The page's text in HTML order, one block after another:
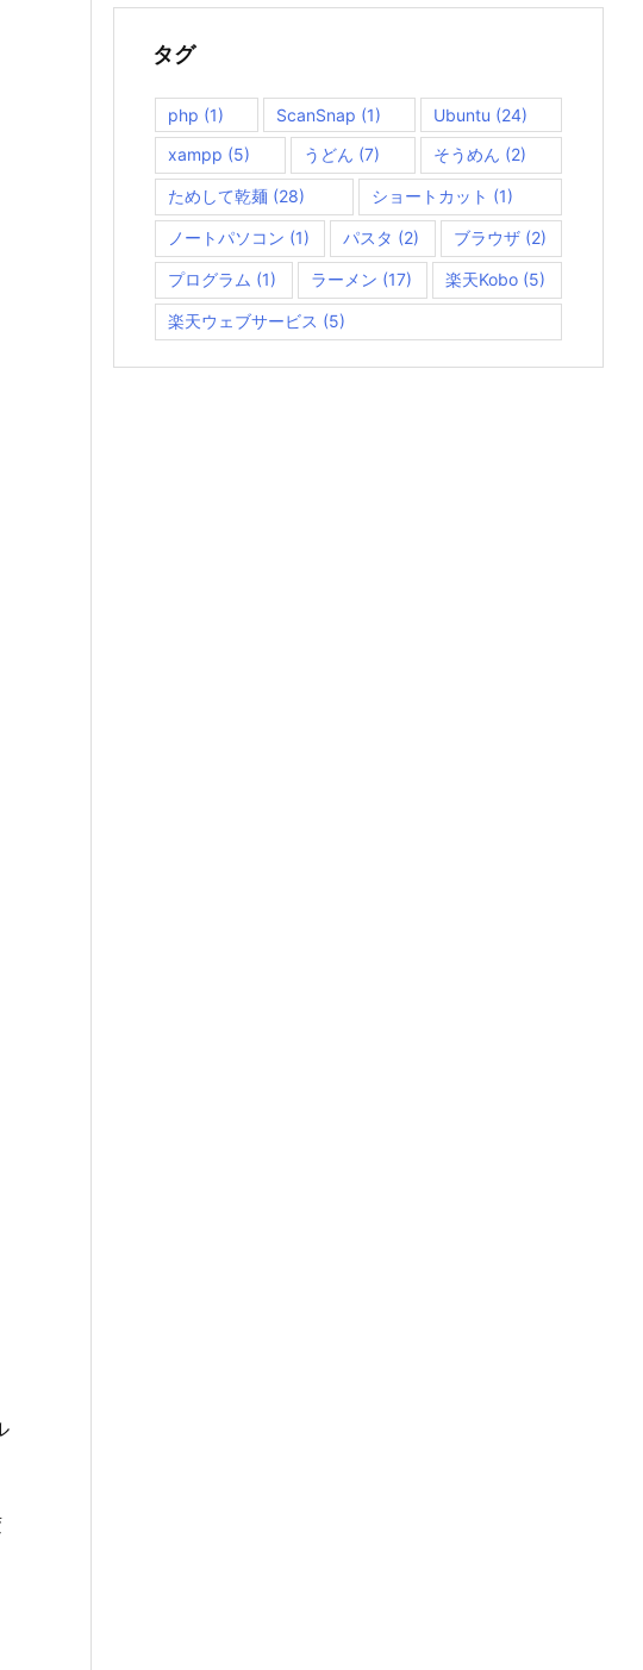
タグ
php (1) ScanSnap (1) Ubuntu (24)
xampp (5) うどん (7) そうめん (2)
ためして乾麺 (28) ショートカット (1)
ノートパソコン (1) パスタ (2) ブラウザ(2)
プログラム (1) ラーメン (17) 楽天Kobo (5)
楽天ウェブサービス (5)